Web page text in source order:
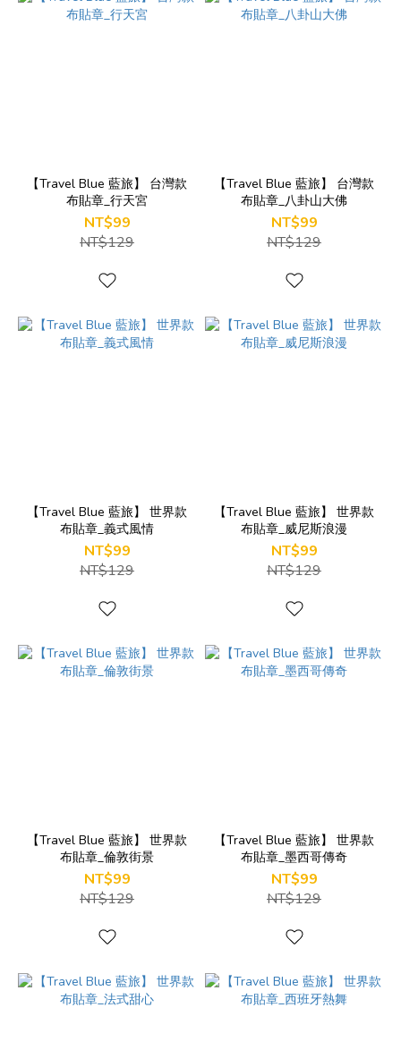
【Travel Blue 藍旅】 台灣款
布貼章_行天宮
NT$99
NT$129
【Travel Blue 藍旅】 台灣款
布貼章_八卦山大佛
NT$99
NT$129
【Travel Blue 藍旅】 世界款
布貼章_義式風情
NT$99
NT$129
【Travel Blue 藍旅】 世界款
布貼章_威尼斯浪漫
NT$99
NT$129
【Travel Blue 藍旅】 世界款
布貼章_倫敦街景
NT$99
NT$129
【Travel Blue 藍旅】 世界款
布貼章_墨西哥傳奇
NT$99
NT$129